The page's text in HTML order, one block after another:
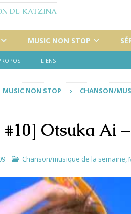
DE KATZINA
MUSIC NON STOP
LIENS
MUSIC NON STOP CHANSON/
#10] Otsuka Ai
Chanson/musique de la semaine,